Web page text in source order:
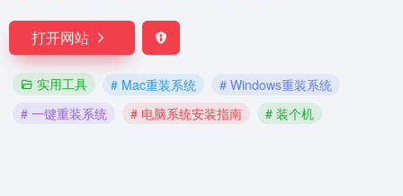
打开网站
实用工具 # Mac重装系统
# Windows重装系统
# 一键重装系统
# 电脑系统安装指南 # 装个机